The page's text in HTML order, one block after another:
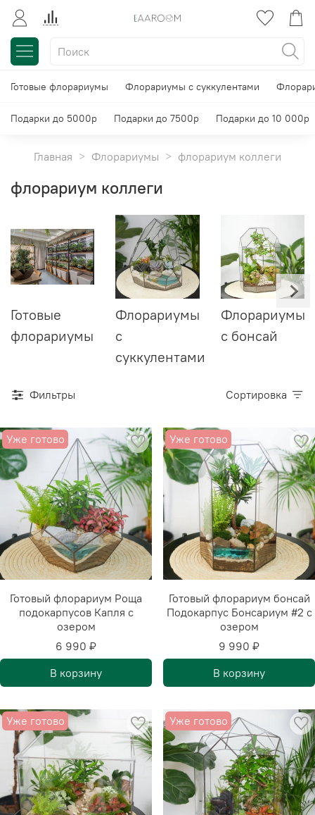
Готовые флорариумы Флорариумы с суккулентами
Подарки до 5000р Подарки до 7500р Подарки до 10 000р
Главная Флорариумы флорариум коллеги
флорариум коллеги
Готовые
флорариумы
Флорариумы
с
суккулентами
Флорариумы
с бонсай
Фильтры Сортировка
Уже готово
Готовый флорариум Роща
подокарпусов Капля с
озером
6 990 ₽
В корзину
Уже готово
Готовый флорариум бонсай
Подокарпус Бонсариум #2 с
озером
9 990 ₽
В корзину
Уже готово Уже готово